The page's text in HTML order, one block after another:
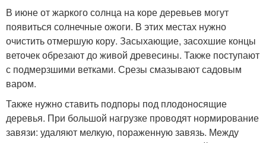
В июне от жаркого солнца на коре деревьев могут
появиться солнечные ожоги. В этих местах нужно
очистить отмершую кору. Засыхающие, засохшие концы
веточек обрезают до живой древесины. Также поступают
с подмерзшими ветками. Срезы смазывают садовым
варом.
Также нужно ставить подпоры под плодоносящие
деревья. При большой нагрузке проводят нормирование
завязи: удаляют мелкую, пораженную завязь. Между